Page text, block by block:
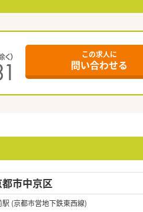
この求人に
問い合わせる
市中京区
(京都市営地下鉄東西線)